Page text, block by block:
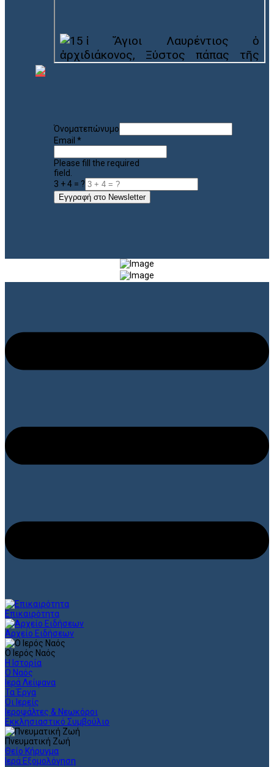
Όνοματεπώνυμο
Email *
Please fill the required
field.
3 + 4 = ?
Εγγραφή στο Newsletter
Επικαιρότητα
Αρχείο Ειδήσεων
Ο Ιερός Ναός
Η Ιστορία
Ο Ναός
Ιερά Λείψανα
Τα Έργα
Οι Ιερείς
Ιεροψάλτες & Νεωκόροι
Εκκλησιαστικό Συμβούλιο
Πνευματική Ζωή
Θείο Κήρυγμα
Ιερά Εξομολόγηση